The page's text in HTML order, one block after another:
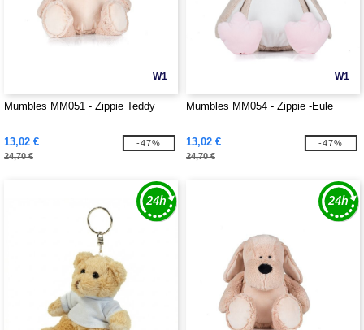
W1
Mumbles MM051 - Zippie Teddy
13,02 €
24,70 €
-47%
W1
Mumbles MM054 - Zippie -Eule
13,02 €
24,70 €
-47%